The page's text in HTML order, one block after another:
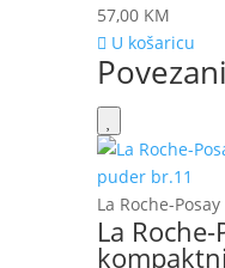
57,00 KM
U košaricu
La Roche-Posay
La